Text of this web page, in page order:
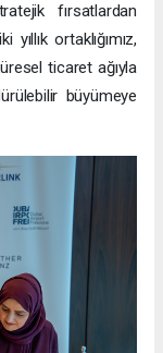
fırsatlardan
ortaklığımız,
ticaret ağıyla
büyümeye